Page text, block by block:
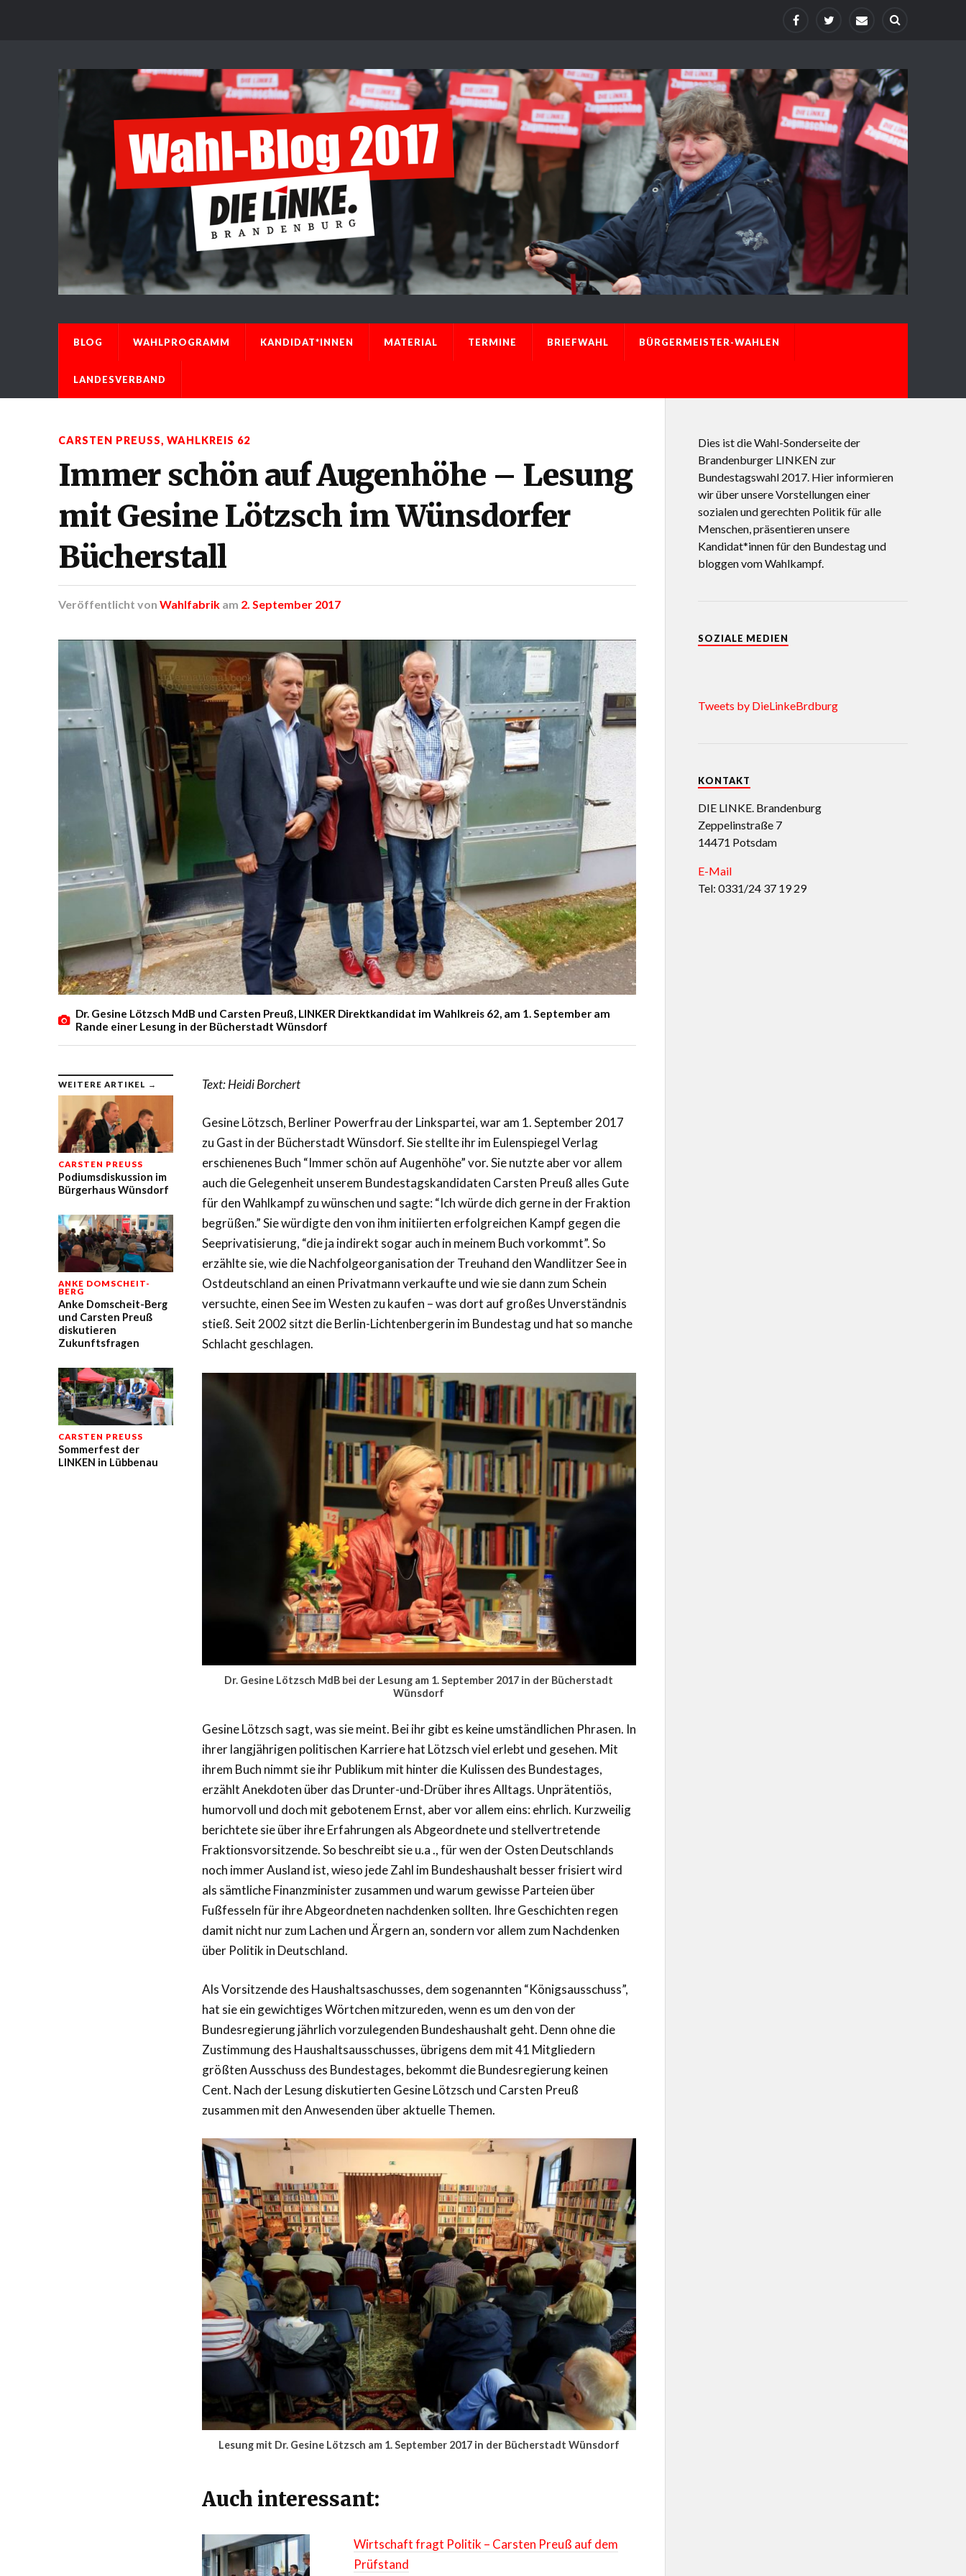
BLOG WAHLPROGRAMM KANDIDAT*INNEN MATERIAL TERMINE BRIEFWAHL BÜRGERMEISTER-WAHLEN
LANDESVERBAND
CARSTEN PREUSS , WAHLKREIS 62
Immer schön auf Augenhöhe – Lesung
mit Gesine Lötzsch im Wünsdorfer
Bücherstall
Veröffentlicht von Wahlfabrik am 2. September 2017
Dr. Gesine Lötzsch MdB und Carsten Preuß, LINKER Direktkandidat im Wahlkreis 62, am 1. September am
Rande einer Lesung in der Bücherstadt Wünsdorf
WEITERE ARTIKEL →
CARSTEN PREUSS
Podiumsdiskussion im
Bürgerhaus Wünsdorf
ANKE DOMSCHEIT-
BERG
Anke Domscheit-Berg
und Carsten Preuß
diskutieren
Zukunftsfragen
CARSTEN PREUSS
Sommerfest der
LINKEN in Lübbenau
Text: Heidi Borchert
Gesine Lötzsch, Berliner Powerfrau der Linkspartei, war am 1. September 2017
zu Gast in der Bücherstadt Wünsdorf. Sie stellte ihr im Eulenspiegel Verlag
erschienenes Buch “Immer schön auf Augenhöhe” vor. Sie nutzte aber vor allem
auch die Gelegenheit unserem Bundestagskandidaten Carsten Preuß alles Gute
für den Wahlkampf zu wünschen und sagte: “Ich würde dich gerne in der Fraktion
begrüßen.” Sie würdigte den von ihm initiierten erfolgreichen Kampf gegen die
Seeprivatisierung, “die ja indirekt sogar auch in meinem Buch vorkommt”. So
erzählte sie, wie die Nachfolgeorganisation der Treuhand den Wandlitzer See in
Ostdeutschland an einen Privatmann verkaufte und wie sie dann zum Schein
versuchte, einen See im Westen zu kaufen – was dort auf großes Unverständnis
stieß. Seit 2002 sitzt die Berlin-Lichtenbergerin im Bundestag und hat so manche
Schlacht geschlagen.
Dr. Gesine Lötzsch MdB bei der Lesung am 1. September 2017 in der Bücherstadt
Wünsdorf
Gesine Lötzsch sagt, was sie meint. Bei ihr gibt es keine umständlichen Phrasen. In
ihrer langjährigen politischen Karriere hat Lötzsch viel erlebt und gesehen. Mit
ihrem Buch nimmt sie ihr Publikum mit hinter die Kulissen des Bundestages,
erzählt Anekdoten über das Drunter-und-Drüber ihres Alltags. Unprätentiös,
humorvoll und doch mit gebotenem Ernst, aber vor allem eins: ehrlich. Kurzweilig
berichtete sie über ihre Erfahrungen als Abgeordnete und stellvertretende
Fraktionsvorsitzende. So beschreibt sie u.a ., für wen der Osten Deutschlands
noch immer Ausland ist, wieso jede Zahl im Bundeshaushalt besser frisiert wird
als sämtliche Finanzminister zusammen und warum gewisse Parteien über
Fußfesseln für ihre Abgeordneten nachdenken sollten. Ihre Geschichten regen
damit nicht nur zum Lachen und Ärgern an, sondern vor allem zum Nachdenken
über Politik in Deutschland.
Als Vorsitzende des Haushaltsaschusses, dem sogenannten “Königsausschuss”,
hat sie ein gewichtiges Wörtchen mitzureden, wenn es um den von der
Bundesregierung jährlich vorzulegenden Bundeshaushalt geht. Denn ohne die
Zustimmung des Haushaltsausschusses, übrigens dem mit 41 Mitgliedern
größten Ausschuss des Bundestages, bekommt die Bundesregierung keinen
Cent. Nach der Lesung diskutierten Gesine Lötzsch und Carsten Preuß
zusammen mit den Anwesenden über aktuelle Themen.
Lesung mit Dr. Gesine Lötzsch am 1. September 2017 in der Bücherstadt Wünsdorf
Auch interessant:
Wirtschaft fragt Politik – Carsten Preuß auf dem
Prüfstand
Dies ist die Wahl-Sonderseite der
Brandenburger LINKEN zur
Bundestagswahl 2017. Hier informieren
wir über unsere Vorstellungen einer
sozialen und gerechten Politik für alle
Menschen, präsentieren unsere
Kandidat*innen für den Bundestag und
bloggen vom Wahlkampf.
SOZIALE MEDIEN
Tweets by DieLinkeBrdburg
KONTAKT
DIE LINKE. Brandenburg
Zeppelinstraße 7
14471 Potsdam
E-Mail
Tel: 0331/24 37 19 29